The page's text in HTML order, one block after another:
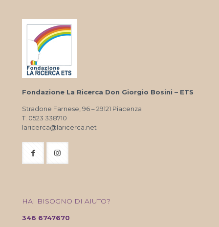
Fondazione La Ricerca Don Giorgio Bosini – ETS
Stradone Farnese, 96 – 29121 Piacenza
T. 0523 338710
laricerca@laricerca.net
HAI BISOGNO DI AIUTO?
346 6747670